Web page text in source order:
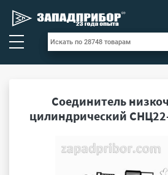
Соединитель
цилиндрический